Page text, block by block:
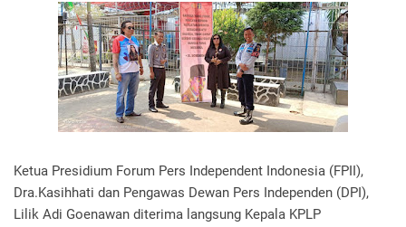
Ketua Presidium Forum Pers Independent Indonesia (FPII),
Dra.Kasihhati dan Pengawas Dewan Pers Independen (DPI),
Lilik Adi Goenawan diterima langsung Kepala KPLP